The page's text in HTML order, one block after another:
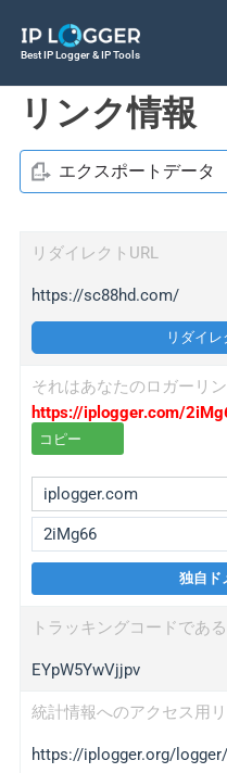
Best IP Logger & IP Tools
リンク情報
エクスポートデータ
リダイレクトURL
https://sc88hd.com/
リダイ
それはあなたのロガーリ
https://iplogger.com/
コピー
wl.gl
ed.tc
bc.ax
iplogger.com
独自ド
トラッキングコードである
EYpW5YwVjjpv
統計情報へのアクセス用
https://iplogger.org/